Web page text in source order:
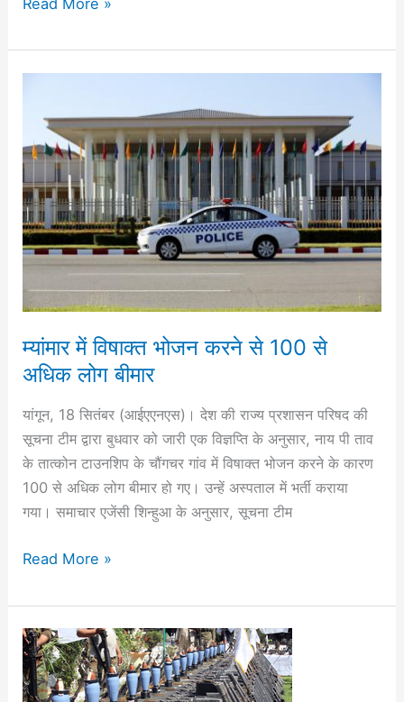
म्यांमार में विषाक्त भोजन करने से 100 से
अधिक लोग बीमार
यांगून, 18 सितंबर (आईएएनएस)। देश की राज्य प्रशासन परिषद की
सूचना टीम द्वारा बुधवार को जारी एक विज्ञप्ति के अनुसार, नाय पी ताव
के तात्कोन टाउनशिप के चौंगचर गांव में विषाक्त भोजन करने के कारण
100 से अधिक लोग बीमार हो गए। उन्‍हें अस्पताल में भर्ती कराया
गया। समाचार एजेंसी श‍िन्हुआ के अनुसार, सूचना टीम
विषाक्त
भोजन
करने
से
100
से
लोग
Read More »
अफगान
फोर्स
ने